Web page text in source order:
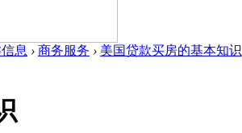
息 › 商务服务 › 美国贷款买房的基本知识